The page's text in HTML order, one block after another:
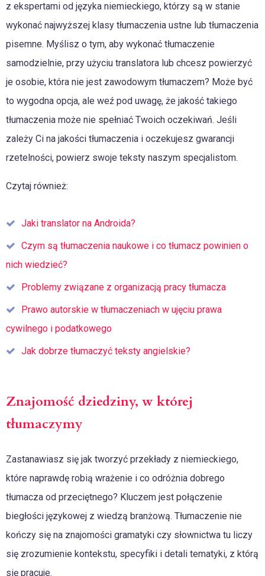
z ekspertami od języka niemieckiego, którzy są w stanie
wykonać najwyższej klasy tłumaczenia ustne lub tłumaczenia
pisemne. Myślisz o tym, aby wykonać tłumaczenie
samodzielnie, przy użyciu translatora lub chcesz powierzyć
je osobie, która nie jest zawodowym tłumaczem? Może być
to wygodna opcja, ale weź pod uwagę, że jakość takiego
tłumaczenia może nie spełniać Twoich oczekiwań. Jeśli
zależy Ci na jakości tłumaczenia i oczekujesz gwarancji
rzetelności, powierz swoje teksty naszym specjalistom.
Czytaj również:
Jaki translator na Androida?
Czym są tłumaczenia naukowe i co tłumacz powinien o
nich wiedzieć?
Problemy związane z organizacją pracy tłumacza
Prawo autorskie w tłumaczeniach w ujęciu prawa
cywilnego i podatkowego
Jak dobrze tłumaczyć teksty angielskie?
Znajomość dziedziny, w której
tłumaczymy
Zastanawiasz się jak tworzyć przekłady z niemieckiego,
które naprawdę robią wrażenie i co odróżnia dobrego
tłumacza od przeciętnego? Kluczem jest połączenie
biegłości językowej z wiedzą branżową. Tłumaczenie nie
kończy się na znajomości gramatyki czy słownictwa tu liczy
się zrozumienie kontekstu, specyfiki i detali tematyki, z którą
się pracuje.